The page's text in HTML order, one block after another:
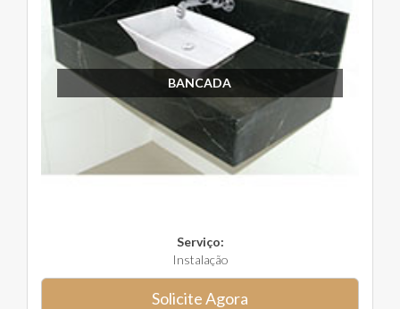
BANCADA
Serviço:
Instalação
Solicite Agora